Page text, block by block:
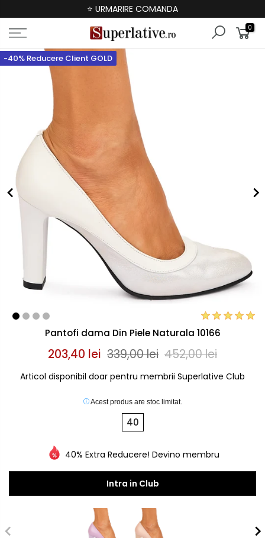
⭐ URMARIRE COMANDA
0
-40% Reducere Client GOLD
Pantofi dama Din Piele Naturala 10166
203,40 lei 339,00 lei 452,00 lei
Articol disponibil doar pentru membrii Superlative Club
Acest produs are stoc limitat.
40
40% Extra Reducere! Devino membru
Intra in Club